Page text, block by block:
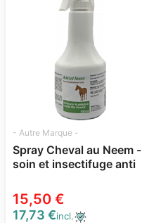
- Autre Marque -
Spray Cheval au Neem -
soin et insectifuge anti
15,50 €
17,73 €incl.